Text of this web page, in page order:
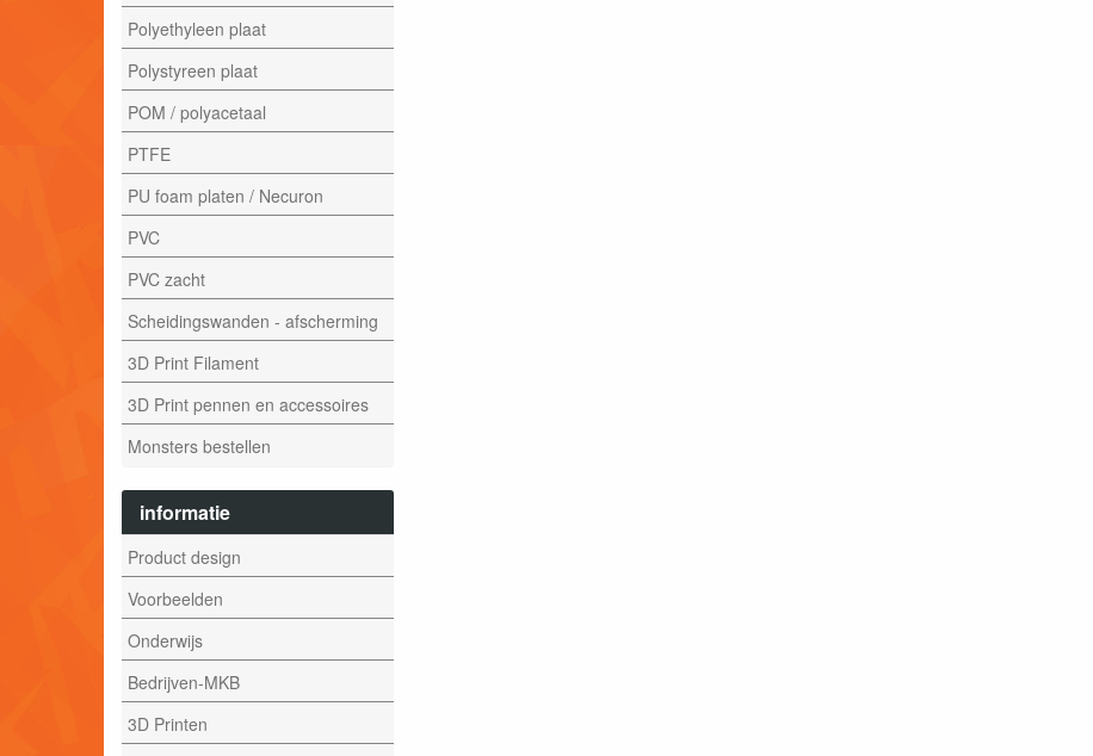
Polyethyleen plaat
Polystyreen plaat
POM / polyacetaal
PTFE
PU foam platen / Necuron
PVC
PVC zacht
Scheidingswanden - afscherming
3D Print Filament
3D Print pennen en accessoires
Monsters bestellen
informatie
Product design
Voorbeelden
Onderwijs
Bedrijven-MKB
3D Printen